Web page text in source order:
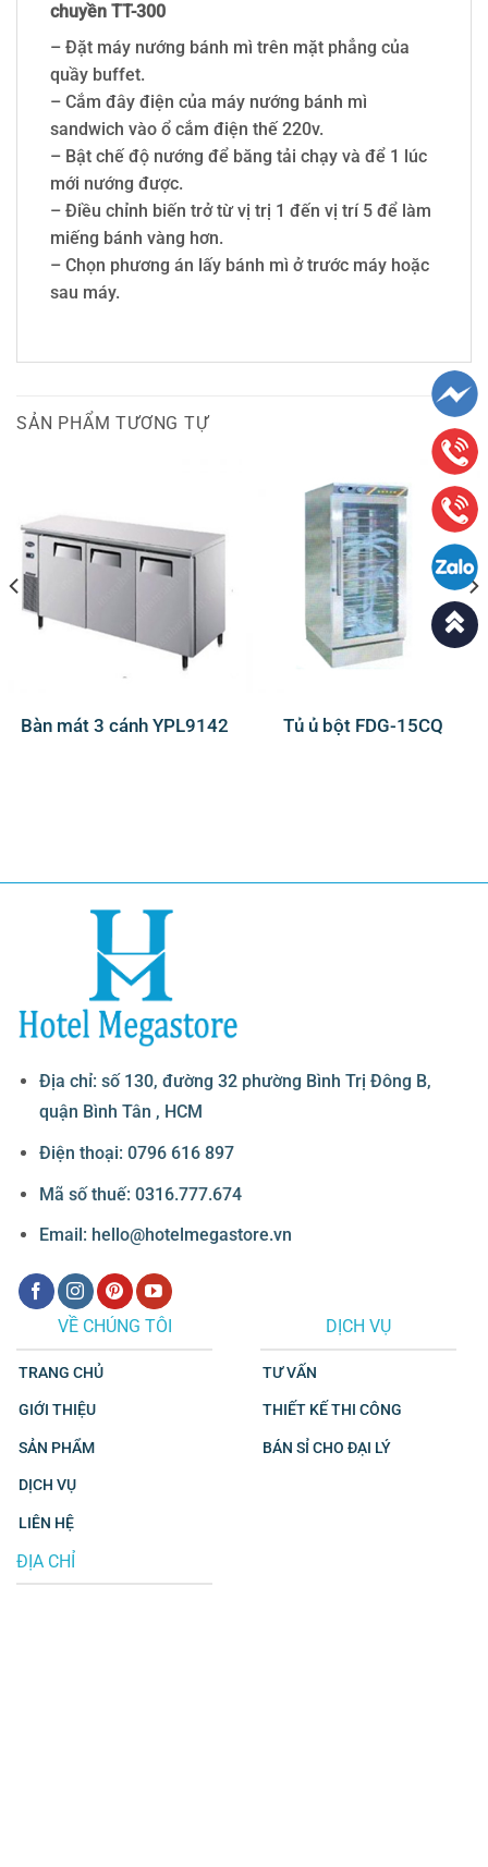
chuyền TT-300
– Đặt máy nướng bánh mì trên mặt phẳng của
quầy buffet.
– Cắm đây điện của máy nướng bánh mì
sandwich vào ổ cắm điện thế 220v.
– Bật chế độ nướng để băng tải chạy và để 1 lúc
mới nướng được.
– Điều chỉnh biến trở từ vị trị 1 đến vị trí 5 để làm
miếng bánh vàng hơn.
– Chọn phương án lấy bánh mì ở trước máy hoặc
sau máy.
SẢN PHẨM TƯƠNG TỰ
Bàn mát 3 cánh YPL9142 Tủ ủ bột FDG-15CQ
Địa chỉ: số 130, đường 32 phường Bình Trị Đông B,
quận Bình Tân , HCM
Điện thoại: 0796 616 897
Mã số thuế: 0316.777.674
Email: hello@hotelmegastore.vn
VỀ CHÚNG TÔI
TRANG CHỦ
GIỚI THIỆU
SẢN PHẨM
DỊCH VỤ
LIÊN HỆ
DỊCH VỤ
TƯ VẤN
THIẾT KẾ THI CÔNG
BÁN SỈ CHO ĐẠI LÝ
ĐỊA CHỈ